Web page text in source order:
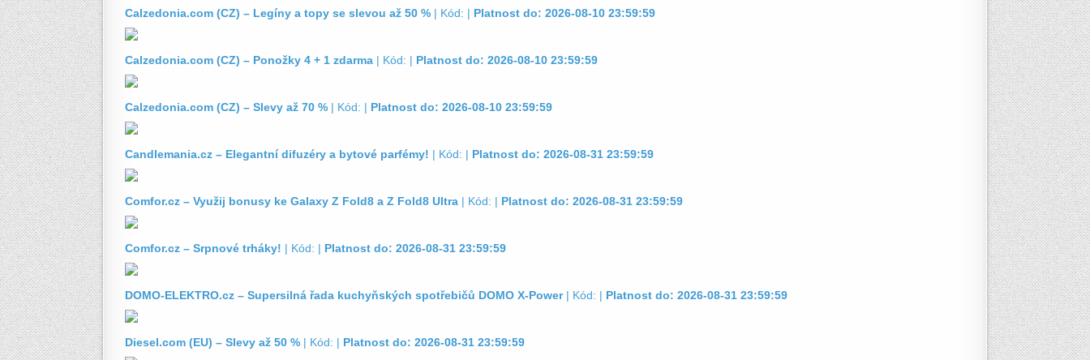
Calzedonia.com (CZ) – Legíny a topy se slevou až 50 % | Kód: | Platnost do: 2026-08-10 23:59:59
Calzedonia.com (CZ) – Ponožky 4 + 1 zdarma | Kód: | Platnost do: 2026-08-10 23:59:59
Calzedonia.com (CZ) – Slevy až 70 % | Kód: | Platnost do: 2026-08-10 23:59:59
Candlemania.cz – Elegantní difuzéry a bytové parfémy! | Kód: | Platnost do: 2026-08-31 23:59:59
Comfor.cz – Využij bonusy ke Galaxy Z Fold8 a Z Fold8 Ultra | Kód: | Platnost do: 2026-08-31 23:59:59
Comfor.cz – Srpnové trháky! | Kód: | Platnost do: 2026-08-31 23:59:59
DOMO-ELEKTRO.cz – Supersilná řada kuchyňských spotřebičů DOMO X-Power| Kód: | Platnost do: 2026-08-31 23:59:59
Diesel.com (EU) – Slevy až 50 % | Kód: | Platnost do: 2026-08-31 23:59:59